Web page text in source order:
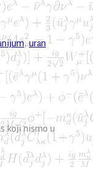
,uran
koji nismo u